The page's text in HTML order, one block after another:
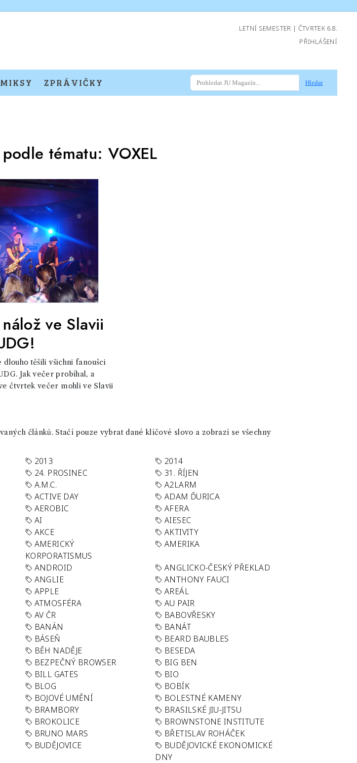
LETNÍ SEMESTER | ČTVRTEK 6.8.
PŘIHLÁŠENÍ
ZPRÁVIČKY Hledat
tématu: VOXEL
ve Slavii
dlouho těšili všichni fanoušci
Jak večer probíhal, a
čtvrtek večer mohli ve Slavii
článků. Stačí pouze vybrat dané klíčové slovo a zobrazí se všechny
2013
2014
24. PROSINEC
31. ŘÍJEN
A.M.C.
A2LARM
ACTIVE DAY
ADAM ĎURICA
AEROBIC
AFERA
AI
AIESEC
AKCE
AKTIVITY
AMERICKÝ
KORPORATISMUS
AMERIKA
ANDROID
ANGLICKO-ČESKÝ PŘEKLAD
ANGLIE
ANTHONY FAUCI
APPLE
AREÁL
ATMOSFÉRA
AU PAIR
AV ČR
BABOVŘESKY
BANÁN
BANÁT
BÁSEŇ
BEARD BAUBLES
BĚH NADĚJE
BESEDA
BEZPEČNÝ BROWSER
BIG BEN
BILL GATES
BIO
BLOG
BOBÍK
BOJOVÉ UMĚNÍ
BOLESTNÉ KAMENY
BRAMBORY
BRASILSKÉ JIU-JITSU
BROKOLICE
BROWNSTONE INSTITUTE
BRUNO MARS
BŘETISLAV ROHÁČEK
BUDĚJOVICE
BUDĚJOVICKÉ EKONOMICKÉ
DNY